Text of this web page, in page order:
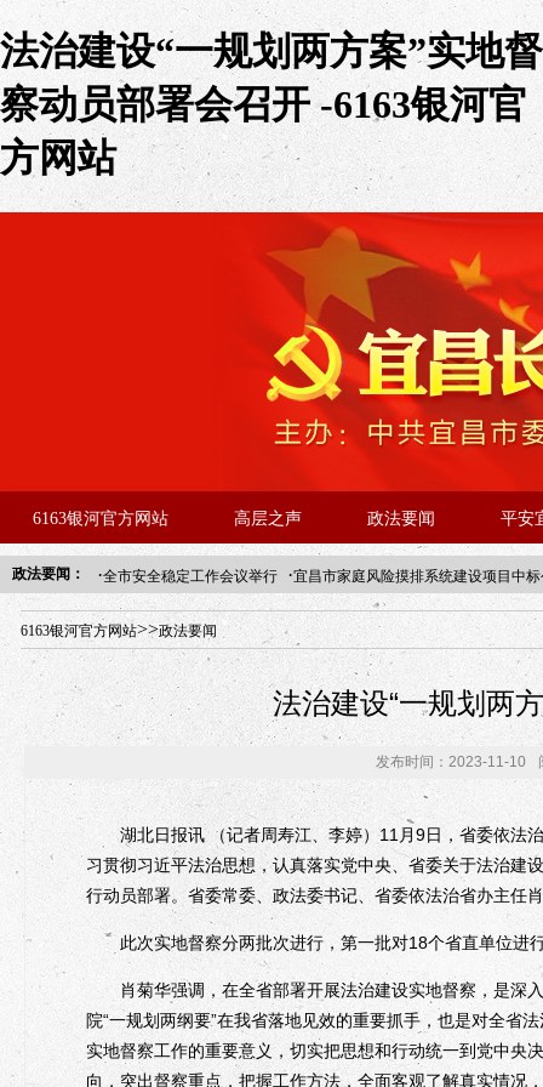
法治建设“一规划两方案”实地督
察动员部署会召开 -6163银河官
方网站
6163银河官方网站 高层之声 政法要闻 平安
政法要闻： ·全市安全稳定工作会议举行 ·宜昌市家庭风险摸排系统建设项目中
年“招才兴业”事业单位人才引进·北京站人民大学入校工作提醒
6163银河官方网站>>政法要闻
法治建设“一规划两
发布时间：2023-11-10
湖北日报讯 （记者周寿江、李婷）11月9日，省委依法治
习贯彻习近平法治思想，认真落实党中央、省委关于法治建
行动员部署。省委常委、政法委书记、省委依法治省办主任
此次实地督察分两批次进行，第一批对18个省直单位进
肖菊华强调，在全省部署开展法治建设实地督察，是深
院“一规划两纲要”在我省落地见效的重要抓手，也是对全省
实地督察工作的重要意义，切实把思想和行动统一到党中央
向，突出督察重点，把握工作方法，全面客观了解真实情况